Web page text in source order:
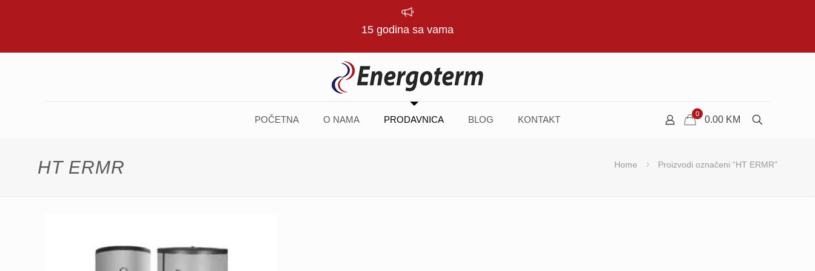
15 godina sa vama
POČETNA O NAMA PRODAVNICA BLOG KONTAKT
0
0.00 KM
HT ERMR Home Proizvodi označeni “HT ERMR”